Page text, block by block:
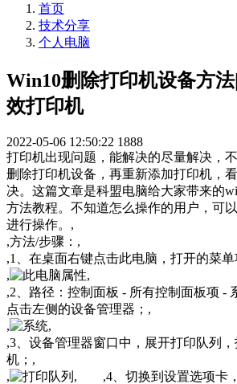
首页
技术分享
个人电脑
Win10删除打印机设备方
效打印机
2022-05-06 12:50:22 1888
打印机出现问题，能解决的尽量解决，
删除打印机设备，再重新添加打印机，
决。这篇文章是科盟电脑给大家带来的
方法教程。不知道怎么操作的用户，可
进行操作。,
,方法/步骤：,
,1、在桌面右键点击此电脑，打开的菜
,
,
,2、路径：控制面板 - 所有控制面板项 -
点击左侧的设备管理器；,
,
,
,3、设备管理器窗口中，展开打印队列
机；,
,
, ,4、切换到设置选项卡